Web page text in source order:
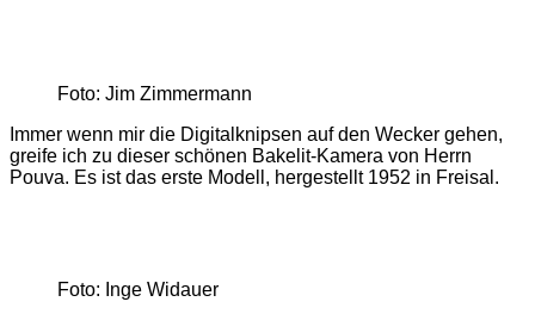
Foto: Jim Zimmermann
Immer wenn mir die Digitalknipsen auf den Wecker gehen,
greife ich zu dieser schönen Bakelit-Kamera von Herrn
Pouva. Es ist das erste Modell, hergestellt 1952 in Freisal.
Foto: Inge Widauer